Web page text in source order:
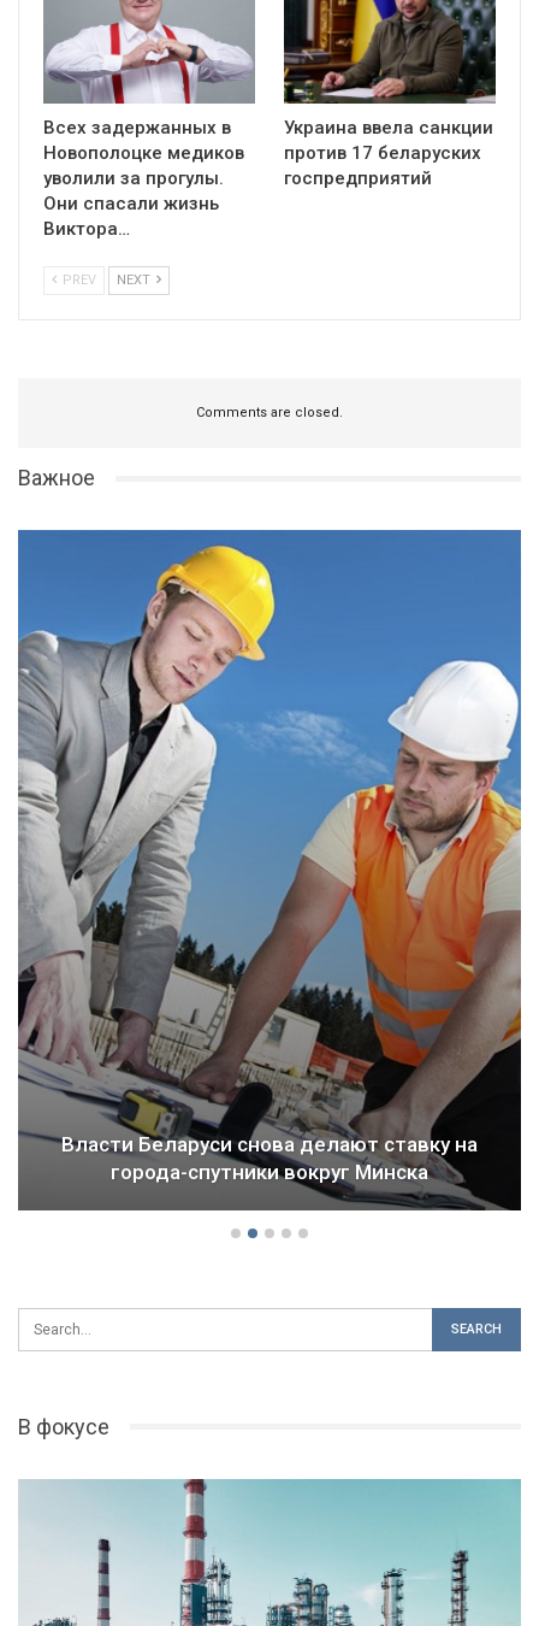
Всех задержанных в
Новополоцке медиков
уволили за прогулы.
Они спасали жизнь
Виктора…
Украина ввела санкции
против 17 беларуских
госпредприятий
PREV NEXT
Comments are closed.
Важное
Власти Беларуси снова делают ставку на
города-спутники вокруг Минска
В фокусе